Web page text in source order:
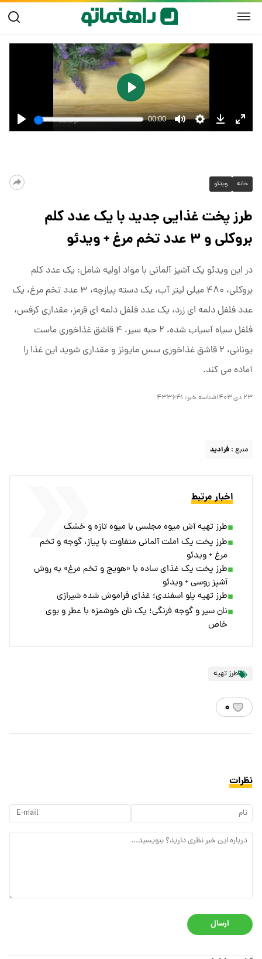
خانه ویدئو
طرز پخت غذایی جدید با یک عدد کلم
بروکلی و ۳ عدد تخم مرغ + ویدئو
در این ویدئو یک آشپز آلمانی با مواد اولیه شامل: یک عدد کلم
بروکلی، ۴۸۰ میلی لیتر آب، یک دسته پیازچه، ۳ عدد تخم مرغ، یک
عدد فلفل دلمه ای زرد، یک عدد فلفل دلمه ای قرمز، مقداری کرفس،
فلفل سیاه آسیاب شده، ۲ حبه سیر، ۴ قاشق غذاخوری ماست
یونانی، ۲ قاشق غذاخوری سس مایونز و مقداری شوید این غذا را
آماده می کند.
۲۳ دی ۱۴۰۳ شناسه خبر: ۴۳۳۶۴۱
منبع : فرادید
اخبار مرتبط
طرز تهیه آش میوه مجلسی با میوه تازه و خشک
طرز پخت یک املت آلمانی متفاوت با پیاز، گوجه و تخم
مرغ + ویدئو
طرز پخت یک غذای ساده با «هویج و تخم مرغ» به روش
آشپز روسی + ویدئو
طرز تهیه پلو اسفندی؛ غذای فراموش شده شیرازی
نان سیر و گوجه فرنگی؛ یک نان خوشمزه با عطر و بوی
خاص
طرز تهیه
۰
نظرات
ارسال